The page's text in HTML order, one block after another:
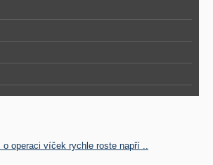
o operaci víček rychle roste napří ..